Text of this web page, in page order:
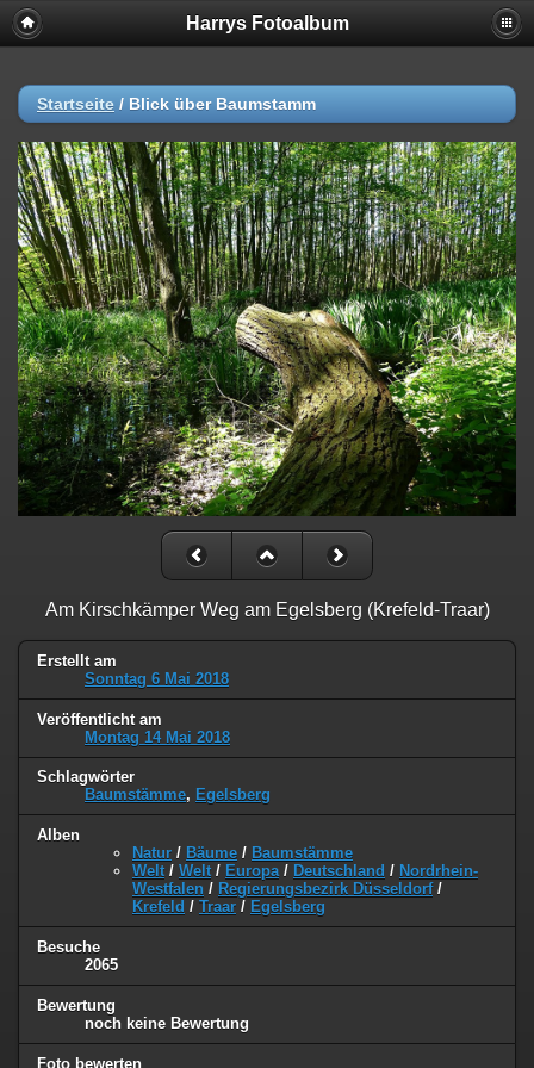
Harrys Fotoalbum
Startseite / Blick über Baumstamm
Am Kirschkämper Weg am Egelsberg (Krefeld-Traar)
Erstellt am
Sonntag 6 Mai 2018
Veröffentlicht am
Montag 14 Mai 2018
Schlagwörter
Baumstämme, Egelsberg
Alben
Natur / Bäume / Baumstämme
Welt / Welt / Europa/ Deutschland / Nordrhein-
Westfalen / Regierungsbezirk Düsseldorf/
Krefeld / Traar / Egelsberg
Besuche
2065
Bewertung
noch keine Bewertung
Foto bewerten